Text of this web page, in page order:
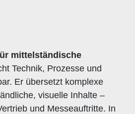
mittelständische
Technik, Prozesse und
Er übersetzt komplexe
visuelle Inhalte –
und Messeauftritte. In